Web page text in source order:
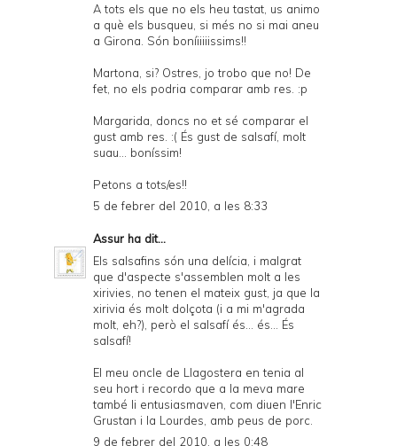
A tots els que no els heu tastat, us animo
a què els busqueu, si més no si mai aneu
a Girona. Són boníiiiiissims!!
Martona, si? Ostres, jo trobo que no! De
fet, no els podria comparar amb res. :p
Margarida, doncs no et sé comparar el
gust amb res. :( És gust de salsafí, molt
suau... boníssim!
Petons a tots/es!!
5 de febrer del 2010, a les 8:33
Assur ha dit...
Els salsafins són una delícia, i malgrat
que d'aspecte s'assemblen molt a les
xirivies, no tenen el mateix gust, ja que la
xirivia és molt dolçota (i a mi m'agrada
molt, eh?), però el salsafí és... és... És
salsafí!
El meu oncle de Llagostera en tenia al
seu hort i recordo que a la meva mare
també li entusiasmaven, com diuen l'Enric
Grustan i la Lourdes, amb peus de porc.
9 de febrer del 2010, a les 0:48